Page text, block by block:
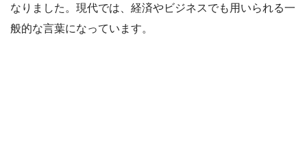
なりました。現代では、経済やビジネスでも用いられる一
般的な言葉になっています。